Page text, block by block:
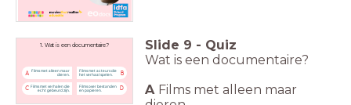
1. Wat is een documentaire?
A Films met alleen maar
dieren.
B
Films met acteurs die
het verhaal spelen.
C Films met verhalen die
echt gebeurd zijn.
D
Films over bestanden
en papieren.
Slide 9 - Quiz
Wat is een documentaire?
A Films met alleen maar